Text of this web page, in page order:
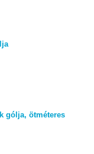
gólja, ötméteres